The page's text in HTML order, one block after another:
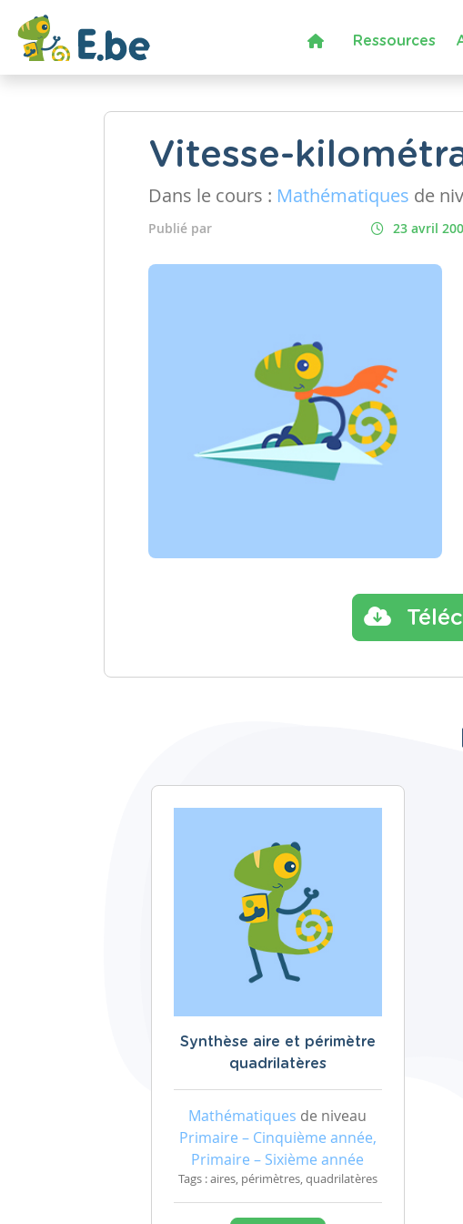
Ressources
Vitesse-
Dans le cours : Mathématiques de
Publié par 23 avril
Synthèse aire et périmètre
quadrilatères
Mathématiques de niveau
Primaire – Cinquième année,
Primaire – Sixième année
Tags : aires, périmètres, quadrilatères